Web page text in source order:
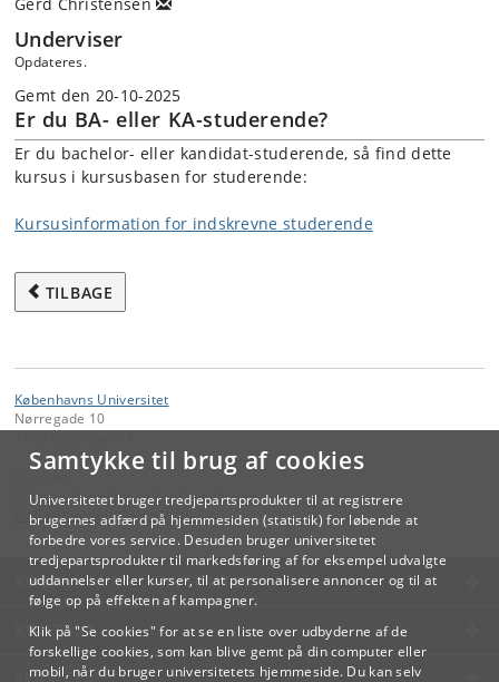
Samtykke til brug af cookies
Universitetet bruger tredjepartsprodukter til at registrere
brugernes adfærd på hjemmesiden (statistik) for løbende at
forbedre vores service. Desuden bruger universitetet
tredjepartsprodukter til markedsføring af for eksempel udvalgte
uddannelser eller kurser, til at personalisere annoncer og til at
følge op på effekten af kampagner.
Klik på "Se cookies" for at se en liste over udbyderne af de
forskellige cookies, som kan blive gemt på din computer eller
mobil, når du bruger universitetets hjemmeside. Du kan selv
Underviser
Opdateres.
Gemt den 20-10-2025
Er du BA- eller KA-studerende?
Er du bachelor- eller kandidat-studerende, så find dette
kursus i kursusbasen for studerende:
Kursusinformation for indskrevne studerende
TILBAGE
Københavns Universitet
Nørregade 10
Videreuddannelse og Livslang Læring
lifelonglearning@adm.ku.dk
KØBENHAVNS UNIVERSITET
KONTAKT
SERVICES